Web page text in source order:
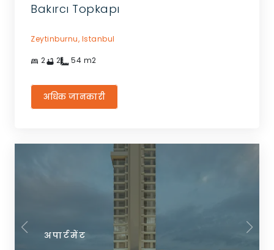
Bakırcı Topkapı
Zeytinburnu, Istanbul
2 2 54 m2
अधिक जानकारी
अपार्टमेंट